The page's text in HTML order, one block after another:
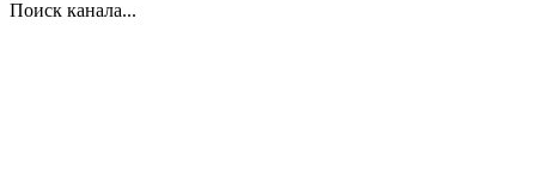
Поиск канала...